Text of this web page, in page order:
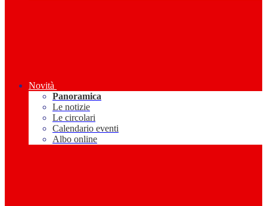
Novità
Panoramica
Le notizie
Le circolari
Calendario eventi
Albo online